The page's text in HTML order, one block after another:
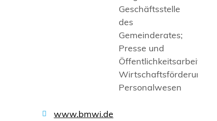
Geschäftsstelle
des
Gemeinderates;
Presse und
Öffentlichkeitsarbeit;
Wirtschaftsförderung;
Personalwesen
www.bmwi.de